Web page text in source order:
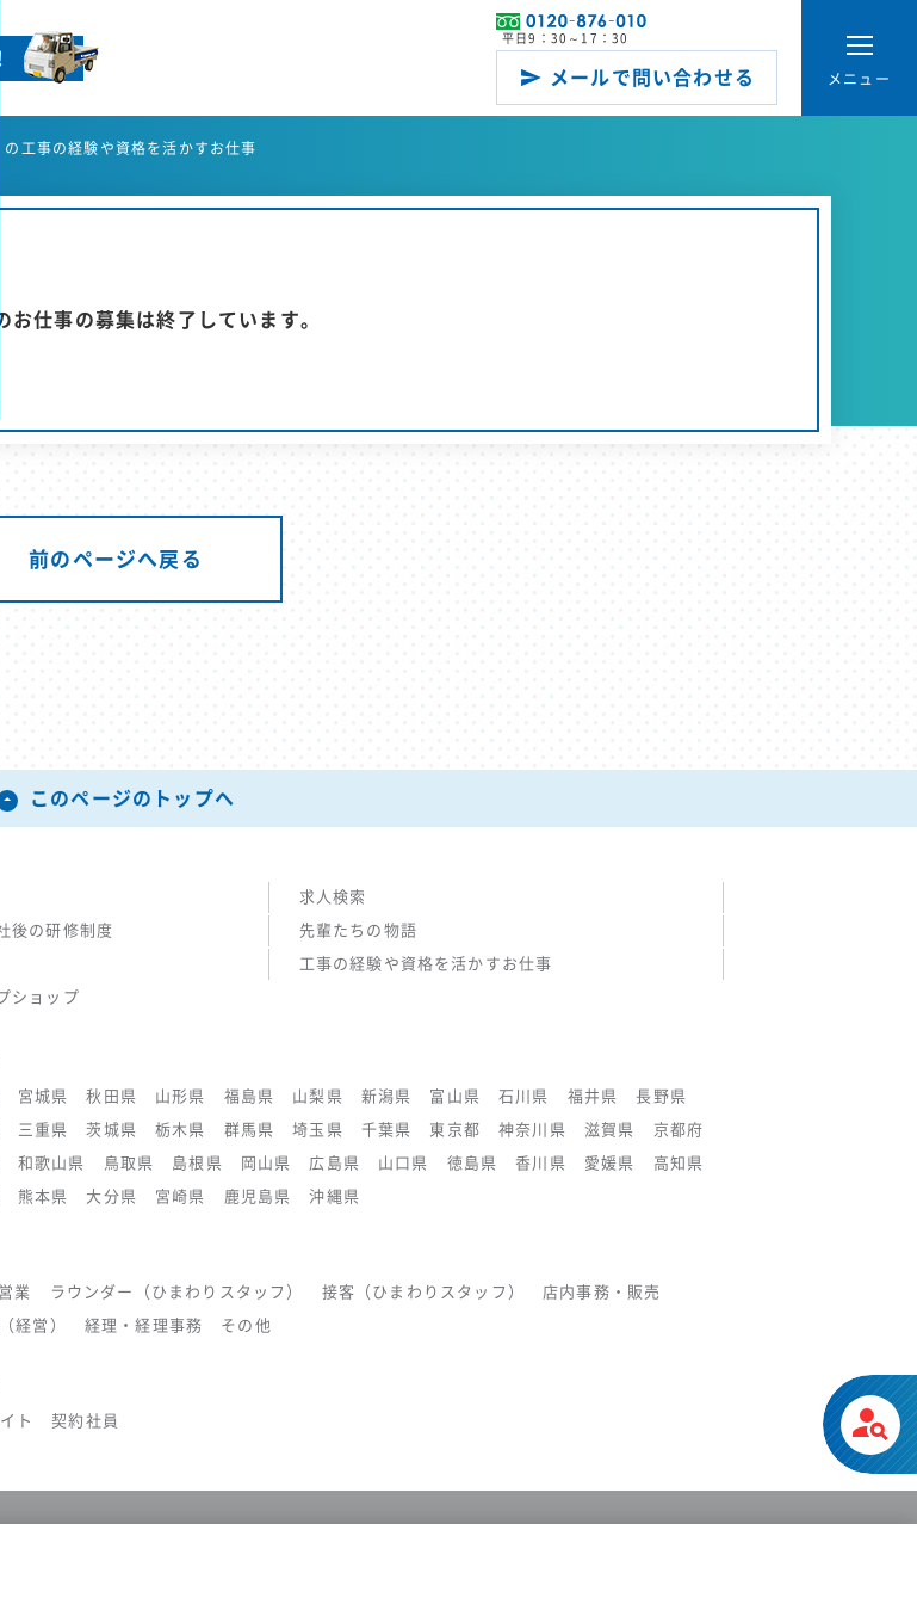
平日9：30～17：30
メールで問い合わせる
の工事の経験や資格を活かすお仕事
お仕事の募集は終了しています。
前のページへ戻る
このページのトップへ
求人検索
後の研修制度 先輩たちの物語
工事の経験や資格を活かすお仕事
ショップ
宮城県 秋田県 山形県 福島県 山梨県 新潟県 富山県 石川県 福井県 長野県
三重県 茨城県 栃木県 群馬県 埼玉県 千葉県 東京都 神奈川県 滋賀県 京都府
和歌山県 鳥取県 島根県 岡山県 広島県 山口県 徳島県 香川県 愛媛県 高知県
熊本県 大分県 宮崎県 鹿児島県 沖縄県
業 ラウンダー（ひまわりスタッフ） 接客（ひまわりスタッフ） 店内事務・販売
経営） 経理・経理事務 その他
ト 契約社員